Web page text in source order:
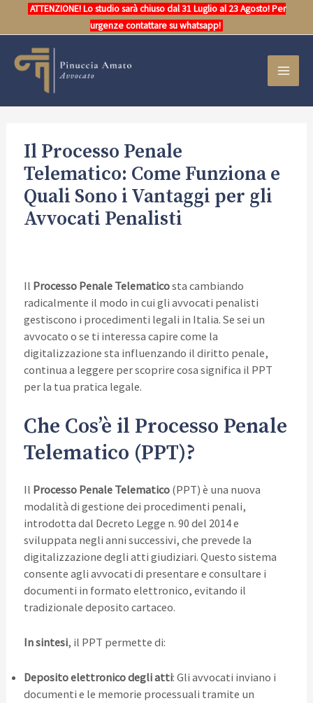
ATTENZIONE! Lo studio sarà chiuso dal 31 Luglio al 23 Agosto! Per
urgenze contattare su whatsapp!
MAIN
Il Processo Penale
Telematico: Come Funziona e
Quali Sono i Vantaggi per gli
Avvocati Penalisti
Il Processo Penale Telematicosta cambiando
radicalmente il modo in cui gli avvocati penalisti
gestiscono i procedimenti legali in Italia. Se sei un
avvocato o se ti interessa capire come la
digitalizzazione sta influenzando il diritto penale,
continua a leggere per scoprire cosa significa il PPT
per la tua pratica legale.
Che Cos’è il Processo Penale
Telematico (PPT)?
Il Processo Penale Telematico(PPT) è una nuova
modalità di gestione dei procedimenti penali,
introdotta dal Decreto Legge n. 90 del 2014 e
sviluppata negli anni successivi, che prevede la
digitalizzazione degli atti giudiziari. Questo sistema
consente agli avvocati di presentare e consultare i
documenti in formato elettronico, evitando il
tradizionale deposito cartaceo.
In sintesi, il PPT permette di:
Deposito elettronico degli atti: Gli avvocati inviano i
documenti e le memorie processuali tramite un